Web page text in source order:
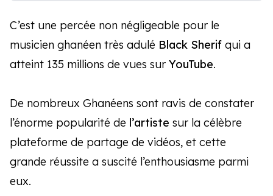
C’est une percée non négligeable pour le
musicien ghanéen très adulé Black Sherif qui a
atteint 135 millions de vues sur YouTube.
De nombreux Ghanéens sont ravis de constater
l’énorme popularité de l’artiste sur la célèbre
plateforme de partage de vidéos, et cette
grande réussite a suscité l’enthousiasme parmi
eux.